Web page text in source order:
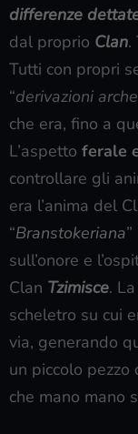
differenze
dal proprio Clan.
Tutti con propri
“derivazioni
che era, fino a
L’aspetto ferale
controllare gli
era l’anima del
“Branstokeriana
sull’onore e
Clan Tzimisce. La
scheletro su cui
via, generando
un piccolo
che mano mano